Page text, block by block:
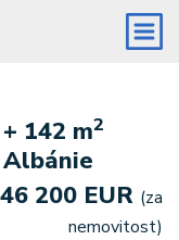
+ 142 m2
200 EUR (za
nemovitost)